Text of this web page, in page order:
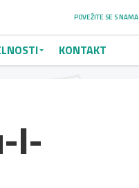
POVEŽITE SE S NAMA
KONTAKT
l-